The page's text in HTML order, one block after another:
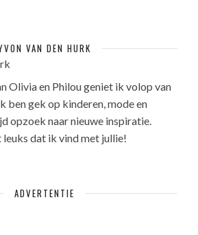
VAN DEN HURK
Olivia en Philou geniet ik volop van
ben gek op kinderen, mode en
opzoek naar nieuwe inspiratie.
leuks dat ik vind met jullie!
ADVERTENTIE